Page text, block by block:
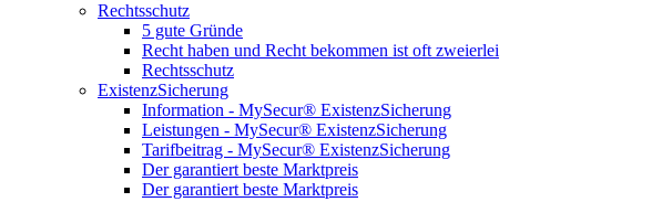
Rechtsschutz
5 gute Gründe
Recht haben und Recht bekommen ist oft zweierlei
Rechtsschutz
ExistenzSicherung
Information - MySecur® ExistenzSicherung
Leistungen - MySecur® ExistenzSicherung
Tarifbeitrag - MySecur® ExistenzSicherung
Der garantiert beste Marktpreis
Der garantiert beste Marktpreis